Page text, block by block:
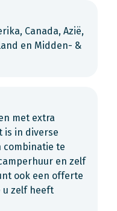
Canada, Azië,
en Midden- &
met extra
is in diverse
combinatie te
en zelf
ook een offerte
u zelf heeft